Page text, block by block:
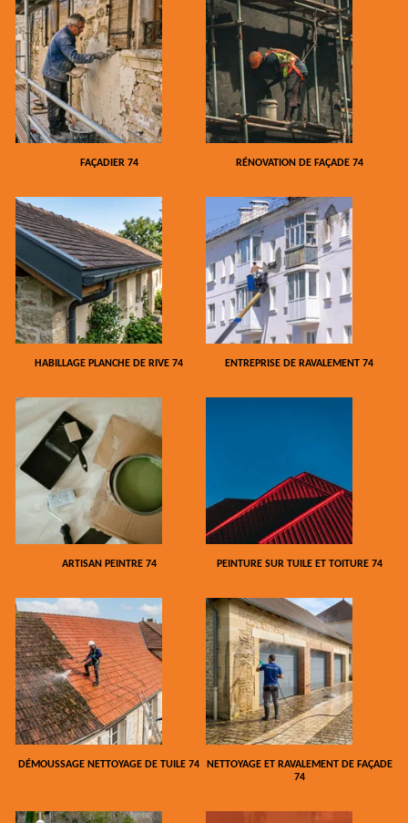
FAÇADIER 74 RÉNOVATION DE FAÇADE 74
HABILLAGE PLANCHE DE RIVE 74 ENTREPRISE DE RAVALEMENT 74
ARTISAN PEINTRE 74 PEINTURE SUR TUILE ET TOITURE 74
DÉMOUSSAGE NETTOYAGE DE TUILE 74
NETTOYAGE ET RAVALEMENT DE FAÇADE
74